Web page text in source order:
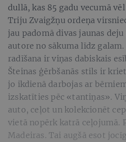
dullā, kas 85 gadu vecumā
Triju Zvaigžņu ordeņa
jau padomā divas jaunas
autore no sākuma līdz
radīšana ir viņas dabiskais
Šteinas ģērbšanās stils ir
jo ikdienā darbojas ar
izskatīties pēc «tantiņas».
auto, ceļot un kolekcionēt
vietā nopērk katrā ceļojumā.
Madeiras. Tai augšā esot